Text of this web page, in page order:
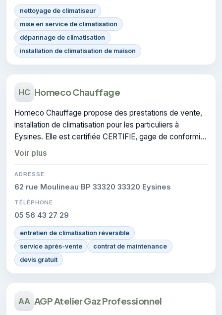
nettoyage de climatiseur
mise en service de climatisation
dépannage de climatisation
installation de climatisation de maison
HC Homeco Chauffage
Homeco Chauffage propose des prestations de vente,
installation de climatisation pour les particuliers à
Eysines. Elle est certifiée CERTIFIE, gage de conformité
sur les interventions réalisées.
Voir plus
ADRESSE
62 rue Moulineau BP 33320 33320 Eysines
TÉLÉPHONE
05 56 43 27 29
entretien de climatisation réversible
service après-vente
contrat de maintenance
devis gratuit
AA AGP Atelier Gaz Professionnel